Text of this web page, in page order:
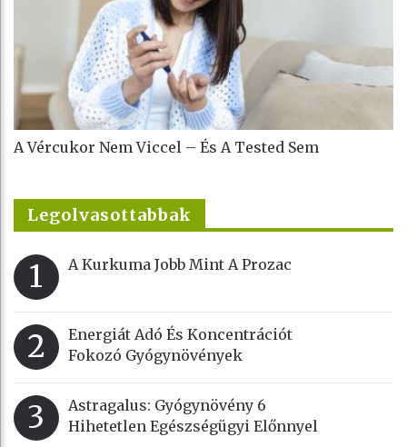
A Vércukor Nem Viccel – És A Tested Sem
Legolvasottabbak
1 A Kurkuma Jobb Mint A Prozac
2
Energiát Adó És Koncentrációt
Fokozó Gyógynövények
3
Astragalus: Gyógynövény 6
Hihetetlen Egészségügyi Előnnyel